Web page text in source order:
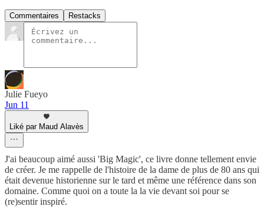
Commentaires Restacks
Julie Fueyo
Jun 11
Liké par Maud Alavès
J'ai beaucoup aimé aussi 'Big Magic', ce livre donne tellement envie
de créer. Je me rappelle de l'histoire de la dame de plus de 80 ans qui
était devenue historienne sur le tard et même une référence dans son
domaine. Comme quoi on a toute la la vie devant soi pour se
(re)sentir inspiré.